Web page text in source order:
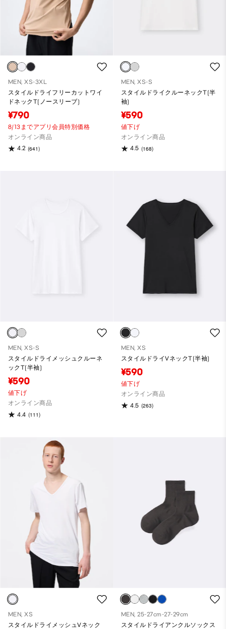
MEN, XS-3XL
スタイルドライフリーカットワイ
ドネックT(ノースリーブ)
¥790
8/13までアプリ会員特別価格
オンライン商品
4.2 (641)
MEN, XS-S
スタイルドライクルーネックT(半
袖)
¥590
値下げ
オンライン商品
4.5 (168)
MEN, XS-S
スタイルドライメッシュクルーネ
ックT(半袖)
¥590
値下げ
オンライン商品
4.4 (111)
MEN, XS
スタイルドライVネックT(半袖)
¥590
値下げ
オンライン商品
4.5 (263)
MEN, XS
スタイルドライメッシュVネック
MEN, 25-27cm-27-29cm
スタイルドライアンクルソックス